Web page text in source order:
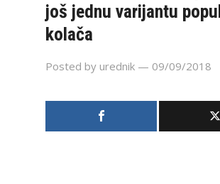
još jednu varijantu
kolača
Posted by urednik — 09/09/2018